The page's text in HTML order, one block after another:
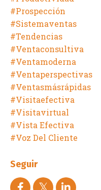
#prospección
#sistemaventas
#tendencias
#ventaconsultiva
#ventamoderna
#ventaperspectivas
#ventasmásrápidas
#visitaefectiva
#visitavirtual
#vista Efectiva
#voz Del Cliente
Seguir